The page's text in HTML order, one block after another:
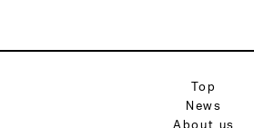
Top
News
About us